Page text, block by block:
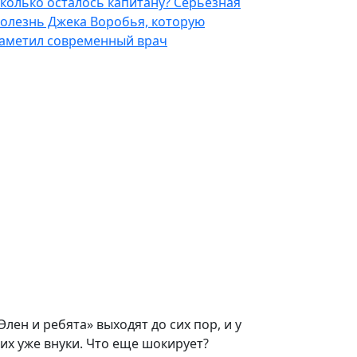
Джека Воробья, которую
современный врач
и ребята» выходят до сих пор, и у
уже внуки. Что еще шокирует?